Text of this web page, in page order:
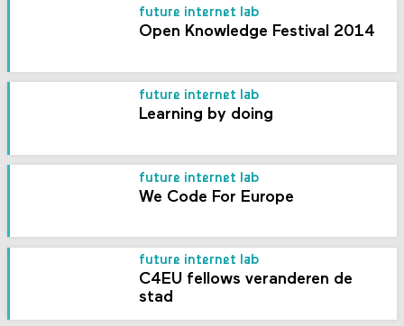
future internet lab
Open Knowledge Festival 2014
future internet lab
Learning by doing
future internet lab
We Code For Europe
future internet lab
C4EU fellows veranderen de
stad